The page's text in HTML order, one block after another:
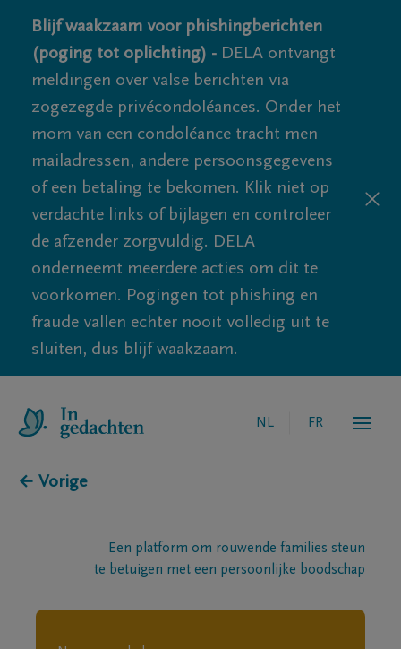
Blijf waakzaam voor phishingberichten
(poging tot oplichting) - DELA ontvangt
meldingen over valse berichten via
zogezegde privécondoléances. Onder het
mom van een condoléance tracht men
mailadressen, andere persoonsgegevens
of een betaling te bekomen. Klik niet op
verdachte links of bijlagen en controleer
de afzender zorgvuldig. DELA
onderneemt meerdere acties om dit te
voorkomen. Pogingen tot phishing en
fraude vallen echter nooit volledig uit te
sluiten, dus blijf waakzaam.
NL FR
← Vorige
Een platform om rouwende families steun
te betuigen met een persoonlijke boodschap